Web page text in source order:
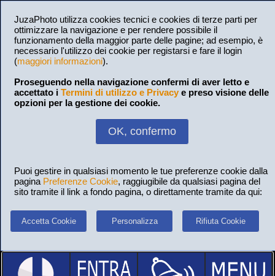
JuzaPhoto utilizza cookies tecnici e cookies di terze parti per
ottimizzare la navigazione e per rendere possibile il
funzionamento della maggior parte delle pagine; ad esempio, è
necessario l'utilizzo dei cookie per registarsi e fare il login
(maggiori informazioni).
Proseguendo nella navigazione confermi di aver letto e
accettato i Termini di utilizzo e Privacy e preso visione delle
opzioni per la gestione dei cookie.
OK, confermo
Puoi gestire in qualsiasi momento le tue preferenze cookie dalla
pagina Preferenze Cookie, raggiugibile da qualsiasi pagina del
sito tramite il link a fondo pagina, o direttamente tramite da qui:
Accetta Cookie Personalizza Rifiuta Cookie